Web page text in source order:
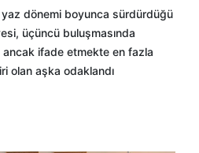
yaz dönemi boyunca sürdürdüğü
üçüncü buluşmasında
ancak ifade etmekte en fazla
olan aşka odaklandı